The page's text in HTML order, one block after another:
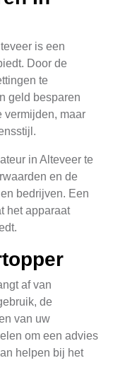
is een
Door de
te
geld besparen
vermijden, maar
in Alteveer te
en de
bedrijven. Een
het apparaat
af van
de
van uw
om een advies
helpen bij het